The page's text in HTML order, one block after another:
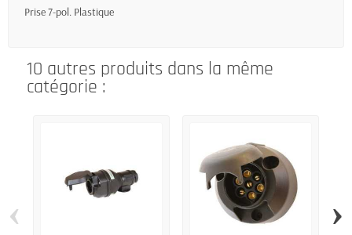
Prise 7-pol. Plastique
10 autres produits dans la même
catégorie :
‹ ›